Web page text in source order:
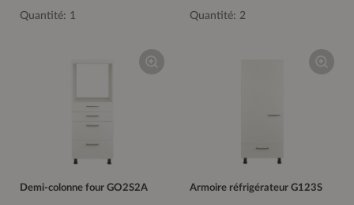
Quantité: 1 Quantité: 2
Demi-colonne four GO2S2A Armoire réfrigérateur G123S